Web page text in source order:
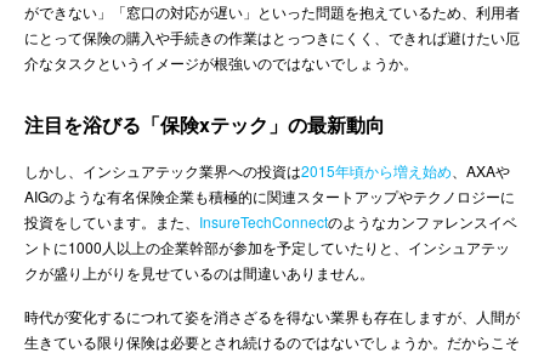
ができない」「窓口の対応が遅い」といった問題を抱えているため、利用者
にとって保険の購入や手続きの作業はとっつきにくく、できれば避けたい厄
介なタスクというイメージが根強いのではないでしょうか。
注目を浴びる「保険xテック」の最新動向
しかし、インシュアテック業界への投資は2015年頃から増え始め 、AXAや
AIGのような有名保険企業も積極的に関連スタートアップやテクノロジーに
投資をしています。また、 InsureTechConnectのようなカンファレンスイベ
ントに1000人以上の企業幹部が参加を予定していたりと、インシュアテッ
クが盛り上がりを見せているのは間違いありません。
時代が変化するにつれて姿を消さざるを得ない業界も存在しますが、人間が
生きている限り保険は必要とされ続けるのではないでしょうか。だからこそ